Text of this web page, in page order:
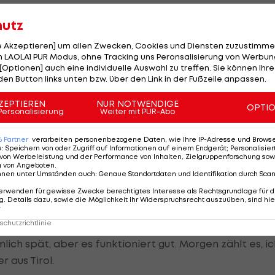
die mit Marius Lindvik (100,5 m) und Robert
Piotr Zyla mit 102,5 Metern auf Rang 3 landete.
trotz eines nicht optimalen Sprunges auf
Sechster.
spät, aber es funktioniert gut. Morgen zählt es,
aus Tirol.
Akzeptieren] um allen Zwecken, Cookies und Diensten
PUR Modus, ohne Tracking uns Peronsalisierung von
auch eine individuelle Auswahl zu treffen. Sie können
Button links unten bzw. über den Link in der Fußzeile anpassen.
NUR NOTWENDIGE
Weiter mit PUR-Abo
Partner verarbeiten personenbezogene Daten, wie Ihre IP-Adresse und
: Speichern von oder Zugriff auf Informationen auf einem Endgerät;
Werbeleistung und der Performance von Inhalten, Zielgruppenforschung
von Angeboten.
unter Umständen auch: Genaue Standortdaten und Identifikation durch
für gewisse Zwecke berechtigtes Interesse als Rechtsgrundlage für
Details dazu, sowie die Möglichkeit Ihr Widerspruchsrecht auszuüben, sind